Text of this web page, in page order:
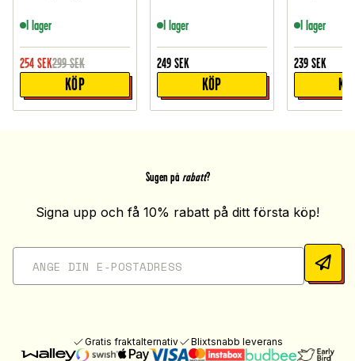
I lager
254 SEK299 SEK
KÖP
I lager
249 SEK
KÖP
I lager
239 SEK
Sugen på rabatt?
Signa upp och få 10% rabatt på ditt första köp!
Gratis fraktalternativ Blixtsnabb leverans